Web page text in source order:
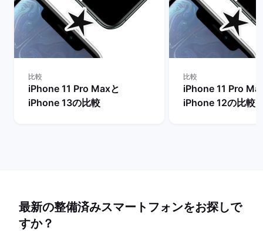
比較
iPhone 11 Pro Maxと
iPhone 13の比較
比較
iPhone 11 Pro
iPhone 12の比較
最新の整備済みスマートフォンをお探しで
すか？